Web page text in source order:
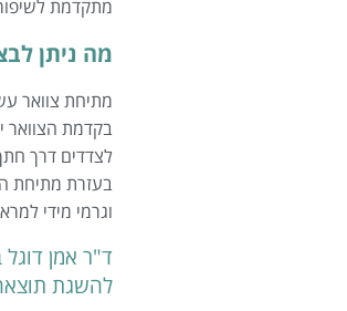
מתקדמת
מה ניתן
מתיחת צוואר
בקדמת הצוואר
לצדדים דרך
בעזרת מתיחת
וגרמי מידי
ד"ר אמן
להשגת